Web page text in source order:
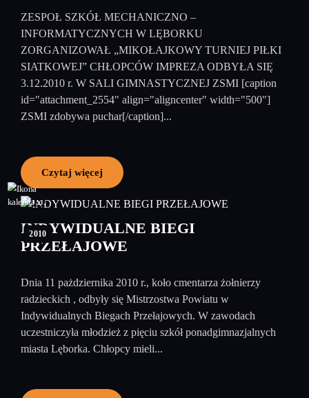
ZESPOŁ SZKÓŁ MECHANICZNO –
INFORMATYCZNYCH W LĘBORKU
ZORGANIZOWAŁ „MIKOŁAJKOWY TURNIEJ PIŁKI
SIATKOWEJ” CHŁOPCÓW IMPREZA ODBYŁA SIĘ
3.12.2010 r. W SALI GIMNASTYCZNEJ ZSMI [caption
id="attachment_2554" align="aligncenter" width="500"]
ZSMI zdobywa puchar[/caption]...
Czytaj więcej
22
2010
INDYWIDUALNE BIEGI
PRZEŁAJOWE
Dnia 11 pażdziernika 2010 r., koło cmentarza żołnierzy
radzieckich , odbyły się Mistrzostwa Powiatu w
Indywidualnych Biegach Przełajowych. W zawodach
uczestniczyła młodzież z pięciu szkół ponadgimnazjalnych
miasta Lęborka. Chłopcy mieli...